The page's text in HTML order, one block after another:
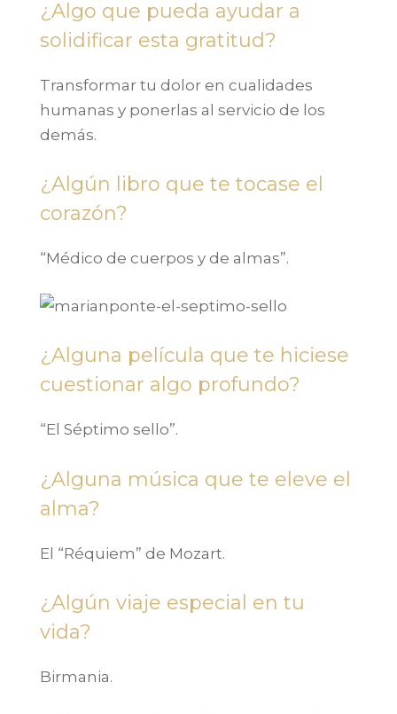
¿Algo que pueda ayudar a
solidificar esta gratitud?
Transformar tu dolor en cualidades
humanas y ponerlas al servicio de los
demás.
¿Algún libro que te tocase el
corazón?
“Médico de cuerpos y de almas”.
¿Alguna película que te hiciese
cuestionar algo profundo?
“El Séptimo sello”.
¿Alguna música que te eleve el
alma?
El “Réquiem” de Mozart.
¿Algún viaje especial en tu
vida?
Birmania.